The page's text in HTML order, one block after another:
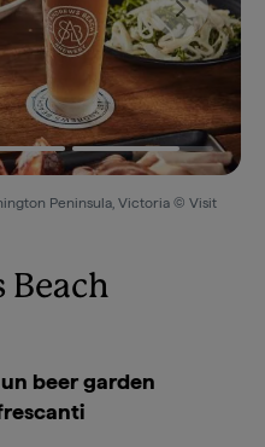
Peninsula, Victoria © Visit
Beach
beer garden